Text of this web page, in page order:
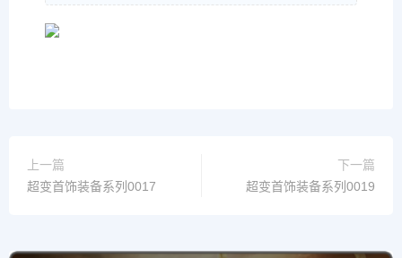
上一篇
超变首饰装备系列0017
下一篇
超变首饰装备系列0019